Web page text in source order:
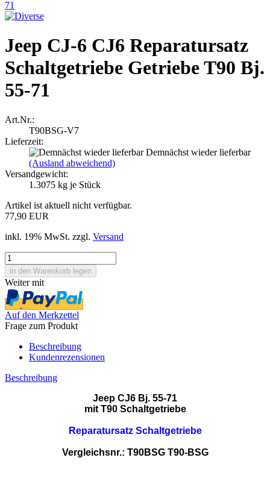
Jeep CJ-6 CJ6 Reparatursatz
Schaltgetriebe Getriebe T90 Bj.
55-71
Art.Nr.:
T90BSG-V7
Lieferzeit:
Demnächst wieder lieferbar
(Ausland abweichend)
Versandgewicht:
1.3075 kg je Stück
Artikel ist aktuell nicht verfügbar.
77,90 EUR
inkl. 19% MwSt. zzgl. Versand
Weiter mit
Auf den Merkzettel
Frage zum Produkt
Beschreibung
Kundenrezensionen
Beschreibung
Jeep CJ6 Bj. 55-71
mit T90 Schaltgetriebe
Reparatursatz Schaltgetriebe
Vergleichsnr.: T90BSG T90-BSG